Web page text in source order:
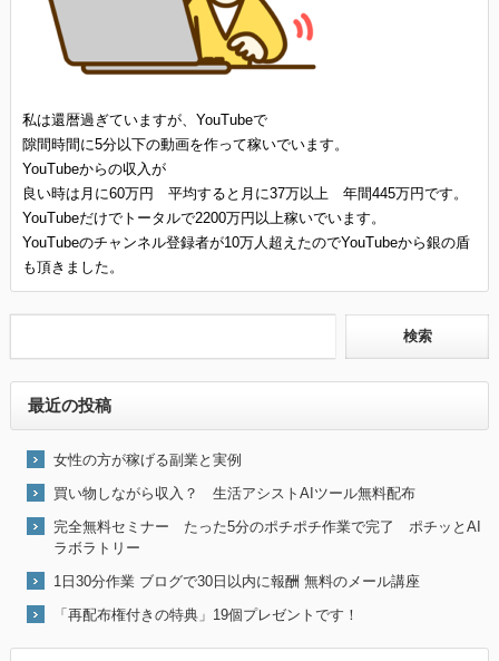
私は還暦過ぎていますが、YouTubeで
隙間時間に5分以下の動画を作って稼いでいます。
YouTubeからの収入が
良い時は月に60万円 平均すると月に37万以上 年間445万円です。
YouTubeだけでトータルで2200万円以上稼いでいます。
YouTubeのチャンネル登録者が10万人超えたのでYouTubeから銀の盾
も頂きました。
最近の投稿
女性の方が稼げる副業と実例
買い物しながら収入？ 生活アシストAIツール無料配布
完全無料セミナー たった5分のポチポチ作業で完了 ポチッとAI
ラボラトリー
1日30分作業 ブログで30日以内に報酬 無料のメール講座
「再配布権付きの特典」19個プレゼントです！